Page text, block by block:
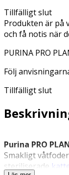
Tillfälligt slut
Produkten är på
och få notis när
PURINA PRO
Följ
Tillfälligt slut
Purina PRO
Smakligt
steriliserade